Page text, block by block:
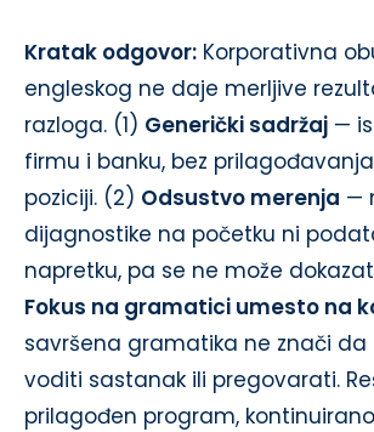
Kratak odgovor: Korporativna
engleskog ne daje merljive
razloga. (1) Generički sadržaj —
firmu i banku, bez
poziciji. (2) Odsustvo merenja —
dijagnostike na početku ni
napretku, pa se ne može
Fokus na gramatici umesto na
savršena gramatika ne znači da
voditi sastanak ili pregovarati.
prilagođen program,